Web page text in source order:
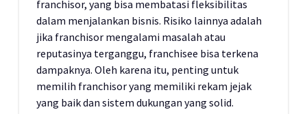
franchisor, yang bisa membatasi fleksibilitas
dalam menjalankan bisnis. Risiko lainnya adalah
jika franchisor mengalami masalah atau
reputasinya terganggu, franchisee bisa terkena
dampaknya. Oleh karena itu, penting untuk
memilih franchisor yang memiliki rekam jejak
yang baik dan sistem dukungan yang solid.